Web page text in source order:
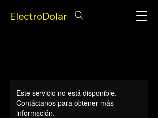
ElectroDolar
Este servicio no está disponible.
Contáctanos para obtener más
información.